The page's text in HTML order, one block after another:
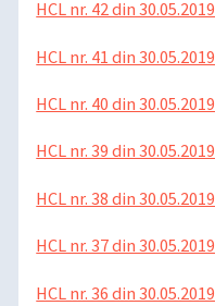
HCL nr. 42 din 30.05.2019
HCL nr. 41 din 30.05.2019
HCL nr. 40 din 30.05.2019
HCL nr. 39 din 30.05.2019
HCL nr. 38 din 30.05.2019
HCL nr. 37 din 30.05.2019
HCL nr. 36 din 30.05.2019